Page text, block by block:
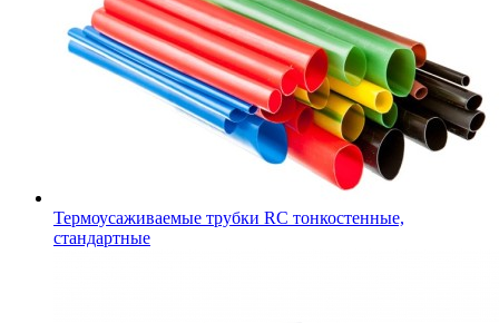
Термоусаживаемые трубки RC тонкостенные,
стандартные